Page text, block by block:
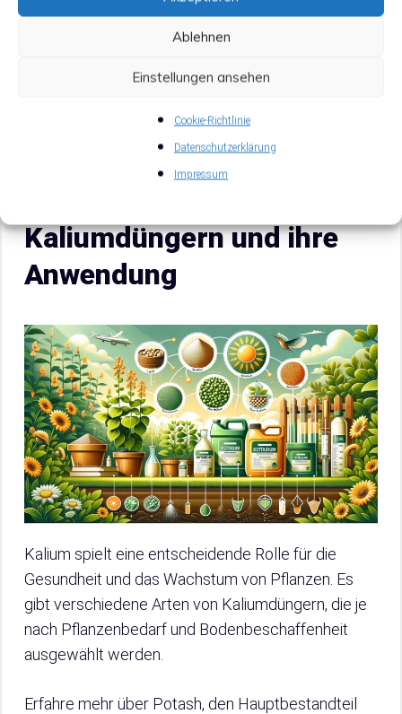
Ablehnen
Einstellungen ansehen
Cookie-Richtlinie
Datenschutzerklärung
Impressum
Pflanzen schwächen. Eine sorgfältige Dosierung
und Anwendung von Kaliumdüngern ist daher
essentiell, um Schäden durch Überversorgung zu
Kaliumdüngern und ihre
Anwendung
Kalium spielt eine entscheidende Rolle für die
Gesundheit und das Wachstum von Pflanzen. Es
gibt verschiedene Arten von Kaliumdüngern, die je
nach Pflanzenbedarf und Bodenbeschaffenheit
ausgewählt werden.
Erfahre mehr über Potash, den Hauptbestandteil